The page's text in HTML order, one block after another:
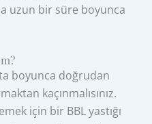
uzun bir süre boyunca
boyunca doğrudan
kaçınmalısınız.
için bir BBL yastığı